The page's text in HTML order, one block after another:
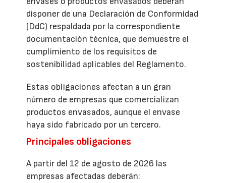
disponer de una Declaración de Conformidad
(DdC) respaldada por la correspondiente
documentación técnica, que demuestre el
cumplimiento de los requisitos de
sostenibilidad aplicables del Reglamento.
Estas obligaciones afectan a un gran
número de empresas que comercializan
productos envasados, aunque el envase
haya sido fabricado por un tercero.
Principales obligaciones
A partir del 12 de agosto de 2026 las
empresas afectadas deberán: